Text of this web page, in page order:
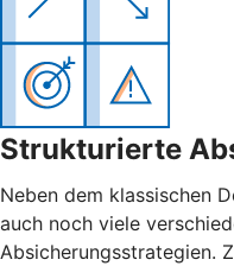
Strukturierte
Neben dem klassischen
auch noch viele
Absicherungsstrategien.